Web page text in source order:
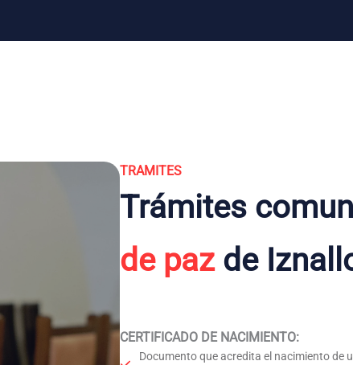
TRAMITES
Trámites
de pazde
CERTIFICADO DE NACIMIENTO:
Documento que acredita el nacimiento de